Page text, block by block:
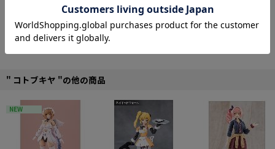
もう無茶はさせぬぞ。
私が傍にいる限りはな。
日本ファルコムが放つ大人気ゲーム「軌跡シリーズ」より、旧《VII組》の一員
にしてアルゼイド流の伝承者「ラウラ・S・アルゼイド」が待望の初スケールフ
両手剣を構え、剣先の向こうの敵を見つめる勇ましい姿で立体化。
発売済みの「フィー・クラウゼル」「エマ・ミルスティン」、そして今後商品
化予定の「アリサ・ラインフォルト」と並べることで、トールズ士官学院旧
《VII組》の初期女性メンバーが集結。
より一層「軌跡」ワールドをお楽しみいただけます。
" コトブキヤ "の他の商品
NEW